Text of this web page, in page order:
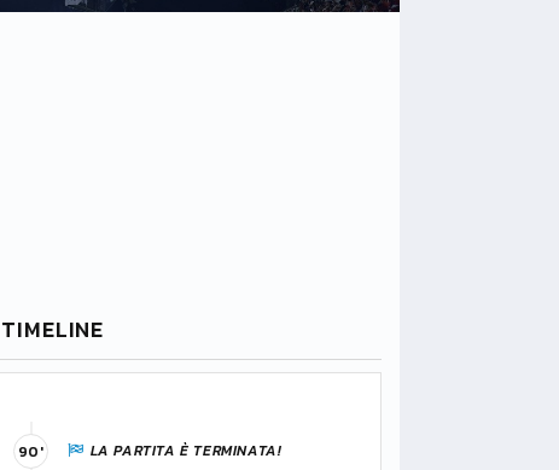
TIMELINE
LA PARTITA È TERMINATA!
90'